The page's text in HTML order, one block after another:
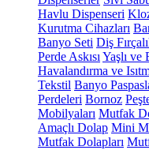
Havlu Dispenseri
Kurutma Cihazları
Banyo Seti Diş
Perde Askısı Yaşlı ve
Havalandırma ve
Tekstil Banyo
Perdeleri Bornoz
Mobilyaları Mutfak
Amaçlı Dolap Mini
Mutfak Dolapları